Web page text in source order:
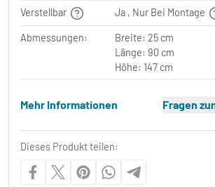
Verstellbar Ja , Nur Bei Montage
Abmessungen:
Breite: 25 cm
Länge: 90 cm
Höhe: 147 cm
Mehr Informationen Fragen
Dieses Produkt teilen: